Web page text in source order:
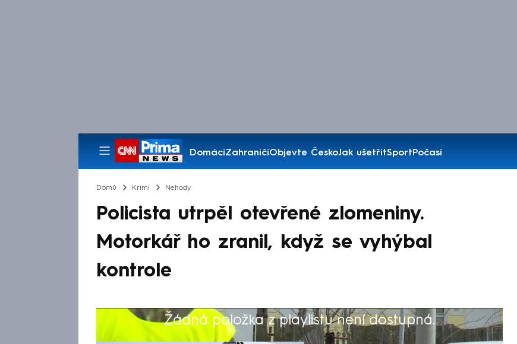
DomácíZahraničíObjevte ČeskoJak ušetřitSportPočasí
Pořady
Domů Krimi Nehody
Policista utrpěl otevřené zlomeniny.
Motorkář ho zranil, když se vyhýbal
kontrole
Žádná položka z playlistu není dostupná.
Výběr redakce